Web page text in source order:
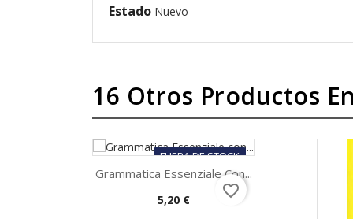
Estado Nuevo
16 Otros Productos
FUERA DE STOCK
Vista rápida
Grammatica Essenziale Con...
Precio
5,20 € favorite_border